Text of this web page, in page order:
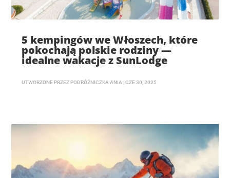
5 kempingów we Włoszech, które
pokochają polskie rodziny —
idealne wakacje z SunLodge
UTWORZONE PRZEZ PODRÓŻNICZKA ANIA |CZE 30, 2025